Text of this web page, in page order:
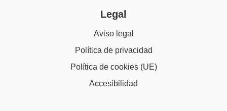
Legal
Aviso legal
Política de privacidad
Política de cookies (UE)
Accesibilidad